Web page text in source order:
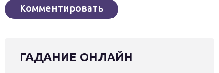
ГАДАНИЕ ОНЛАЙН